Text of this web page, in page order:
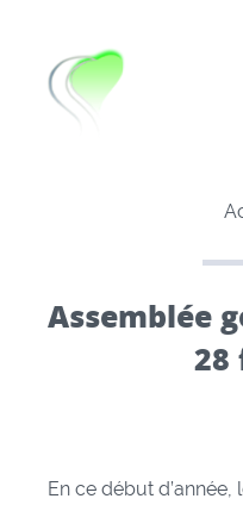
Assemblée
28
En ce début d’année,